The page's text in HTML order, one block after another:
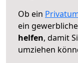
Ob ein
ein
helfen, damit
umziehen